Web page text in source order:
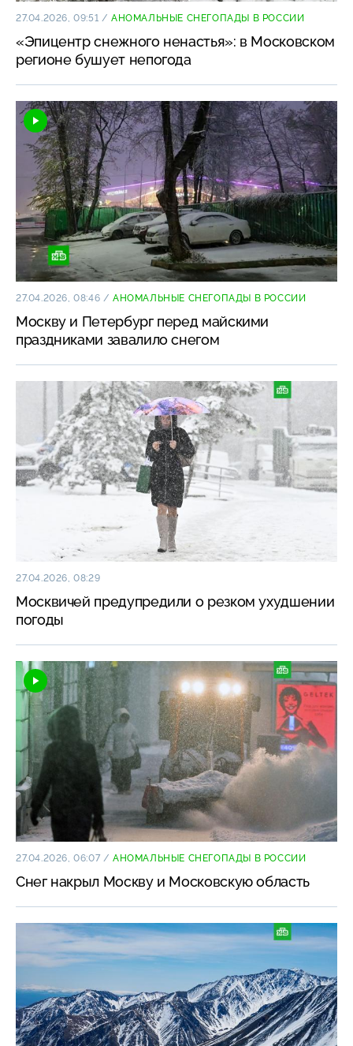
27.04.2026, 09:51 /АНОМАЛЬНЫЕ СНЕГОПАДЫ В РОССИИ
«Эпицентр снежного ненастья»: в Московском
регионе бушует непогода
27.04.2026, 08:46 /АНОМАЛЬНЫЕ СНЕГОПАДЫ В РОССИИ
Москву и Петербург перед майскими
праздниками завалило снегом
27.04.2026, 08:29
Москвичей предупредили о резком ухудшении
погоды
27.04.2026, 06:07/АНОМАЛЬНЫЕ СНЕГОПАДЫ В РОССИИ
Снег накрыл Москву и Московскую область